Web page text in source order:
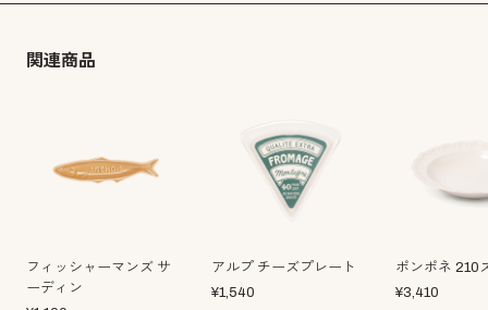
関連商品
フィッシャーマンズ サ
ーディン
アルプ チーズプレート
¥1,540
ポンポネ 210
¥3,410